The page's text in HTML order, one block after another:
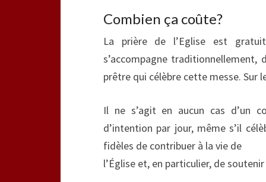
Combien ça coûte?
La prière de l’Eglise est
s’accompagne traditionnellement,
prêtre qui célèbre cette messe. Sur
Il ne s’agit en aucun cas d’un
d’intention par jour, même s’il
fidèles de contribuer à la vie de
l’Église et, en particulier, de